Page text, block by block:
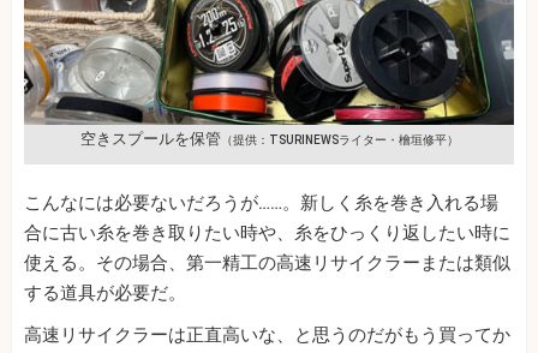
空きスプールを保管（提供：TSURINEWSライター・檜垣修平）
こんなには必要ないだろうが……。新しく糸を巻き入れる場
合に古い糸を巻き取りたい時や、糸をひっくり返したい時に
使える。その場合、第一精工の高速リサイクラーまたは類似
する道具が必要だ。
高速リサイクラーは正直高いな、と思うのだがもう買ってか